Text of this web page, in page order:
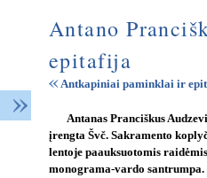
Antano
epitafija
Antkapiniai paminklai ir
Antanas Pranciškus
įrengta Švč. Sakramento
lentoje paauksuotomis
monograma-vardo